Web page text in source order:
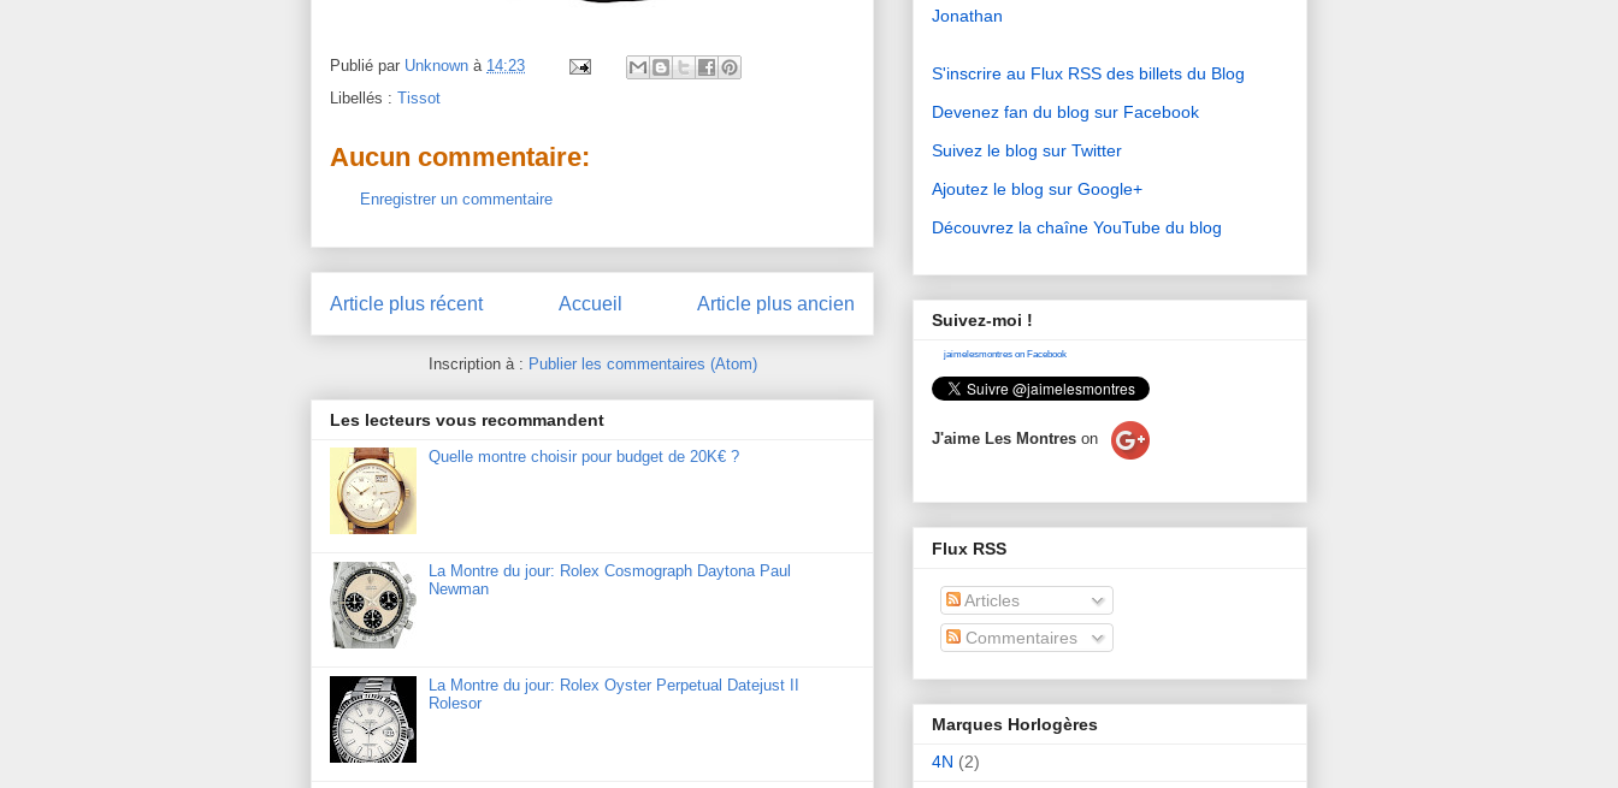
Publié par Unknown à 14:23
Libellés : Tissot
Aucun commentaire:
Enregistrer un commentaire
Article plus récent Article plus ancien
Accueil
Inscription à : Publier les commentaires (Atom)
Les lecteurs vous recommandent
Quelle montre choisir pour budget de 20K€ ?
La Montre du jour: Rolex Cosmograph Daytona Paul
Newman
La Montre du jour: Rolex Oyster Perpetual Datejust II
Rolesor
Jonathan
S'inscrire au Flux RSS des billets du Blog
Devenez fan du blog sur Facebook
Suivez le blog sur Twitter
Ajoutez le blog sur Google+
Découvrez la chaîne YouTube du blog
Suivez-moi !
jaimelesmontres on Facebook
J'aime Les Montres on
Flux RSS
Articles
Commentaires
Marques Horlogères
4N (2)